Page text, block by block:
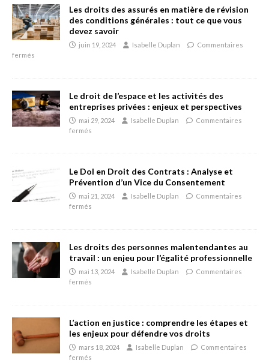
Les droits des assurés en matière de révision
des conditions générales : tout ce que vous
devez savoir
juin 19, 2024 Isabelle Duplan
Commentaires
fermés
Le droit de l’espace et les activités des
entreprises privées : enjeux et perspectives
mai 29, 2024 Isabelle Duplan
Commentaires
fermés
Le Dol en Droit des Contrats : Analyse et
Prévention d’un Vice du Consentement
mai 21, 2024 Isabelle Duplan
Commentaires
fermés
Les droits des personnes malentendantes au
travail : un enjeu pour l’égalité professionnelle
mai 13, 2024 Isabelle Duplan
Commentaires
fermés
L’action en justice : comprendre les étapes et
les enjeux pour défendre vos droits
mars 18, 2024 Isabelle Duplan
Commentaires
fermés